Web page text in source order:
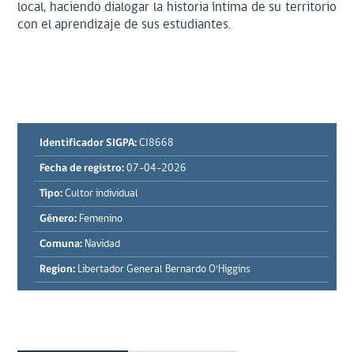
local, haciendo dialogar la historia íntima de su territorio
con el aprendizaje de sus estudiantes.
Identificador SIGPA: CI8668
Fecha de registro: 07-04-2026
Tipo: Cultor individual
Género: Femenino
Comuna: Navidad
Region: Libertador General Bernardo O'Higgins